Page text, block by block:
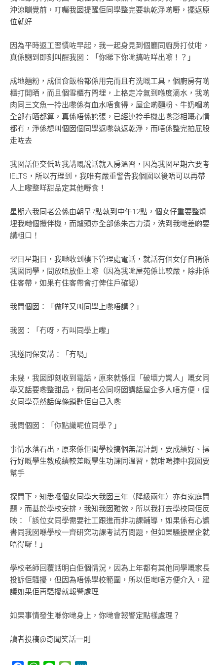
沖涼瞓覺前，叮囑我囡提醒佢同學整完要執乾淨啲嘢，擺返原
位就好
因為平時返工習慣咗早起，我一起身見到個廳同廚房打仗咁，
真係嬲到即刻叫醒我囡：「你睇下你哋搞咗咩出嚟！？」
成地麵粉，成個食飯枱都係用完而且冇洗嘅工具，個廚房有啲
櫃打開晒，而且個雪櫃冇閂埋，上格走冷氣到喺度滴水，我啲
肉同三文魚一拎出嚟係有血水唔食得，屋企啲麵粉、牛奶嗰啲
全部冇晒都算，真係唔係誇張，已經連拎手機出嚟影相嘅心情
都冇，淨係想叫個囡個同學返嚟執返乾淨，而唔係整完拍屁股
走咗去
我囡話佢交低咗我講嘅說話就入房溫習，因為我囡星期六要考
IELTS，所以冇理到，我唯有嚴重警告我個囡以後唔可以再帶
人上嚟整咩甜品定其他嘢食！
星期六我同老公係由朝早7點執到中午12點，個女仔重要整爛
埋我哋個攪伴機，而爐頭亦全部係朱古力漬，洗到我哋差啲要
講粗口！
翌日星期日，我哋收到樓下管理處電話，就話有個女仔自稱係
我囡同學，問放唔放佢上嚟（因為我哋屋苑係比較嚴，除非係
住客帶，如果冇住客帶會打俾住戶確認）
我問個囡：「做咩又叫同學上嚟唔講？」
我囡：「冇呀，冇叫同學上嚟」
我遂同保安講：「冇喎」
未幾，我囡即刻收到電話，原來就係個「破壞力驚人」嘅女同
學又話要嚟整甜品，我同老公同呀囡講話屋企多人唔方便，個
女同學竟然話俾條鎖匙佢自己入嚟
我問個囡：「你點識呢位同學？」
事情水落石出，原來係佢間學校搞個無謂計劃，要成績好、操
行好嘅學生教成績較差嘅學生功課同溫習，就咁啱揀中我囡要
幫手
探問下，知悉嗰個女同學大我囡三年（降級兩年）亦有家庭問
題，而基於學校安排，我知我囡難做，所以我打去學校同佢反
映：「該位女同學需要社工跟進而非功課輔導，如果係有心讀
書同我囡喺學校一齊研究功課考試冇問題，但如果騷擾屋企就
唔得囉！」
學校老師回覆話明白佢個情況，因為上年都有其他同學嘅家長
投訴佢騷擾，但因為唔係學校範圍，所以佢哋唔方便介入，建
議如果佢再騷擾就報警處理
如果事情發生喺你哋身上，你哋會報警定點樣處理？
讀者投稿@奇聞笑話一則